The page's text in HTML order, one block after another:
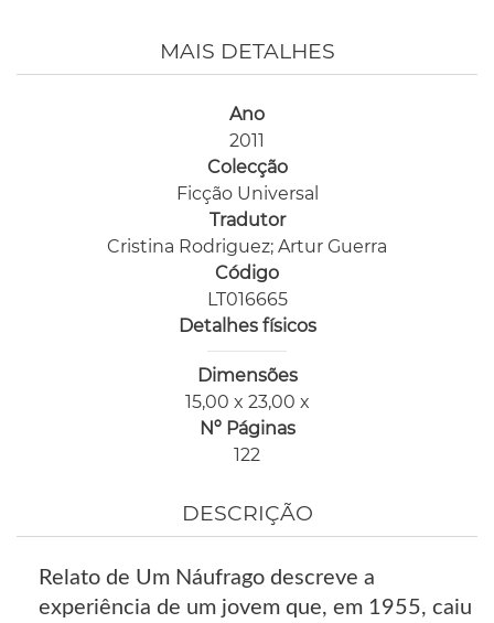
MAIS DETALHES
Ano
2011
Colecção
Ficção Universal
Tradutor
Cristina Rodriguez; Artur Guerra
Código
LT016665
Detalhes físicos
Dimensões
15,00 x 23,00 x
Nº Páginas
122
DESCRIÇÃO
Relato de Um Náufrago descreve a
experiência de um jovem que, em 1955, caiu